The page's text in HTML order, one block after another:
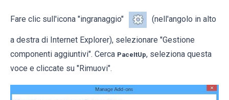
Fare clic sull'icona "ingranaggio" (nell'angolo in alto
a destra di Internet Explorer), selezionare "Gestione
componenti aggiuntivi". Cerca PaceItUp, seleziona questa
voce e cliccate su "Rimuovi".